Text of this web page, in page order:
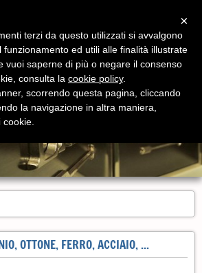
OTTONE, FERRO, ACCIAIO, ...
×
terzi da questo utilizzati si avvalgono
funzionamento ed utili alle finalità illustrate
vuoi saperne di più o negare il consenso
consulta la cookie policy.
scorrendo questa pagina, cliccando
la navigazione in altra maniera,